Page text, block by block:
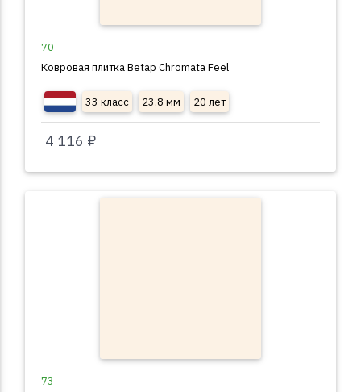
70
Ковровая плитка Betap Chromata Feel
33 класс 23.8 мм 20 лет
4 116 ₽
73